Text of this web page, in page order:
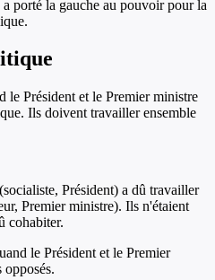
porté la gauche au pouvoir pour la
le Président et le Premier ministre
Ils doivent travailler ensemble
Président) a dû travailler
Premier ministre). Ils n'étaient
cohabiter.
le Président et le Premier